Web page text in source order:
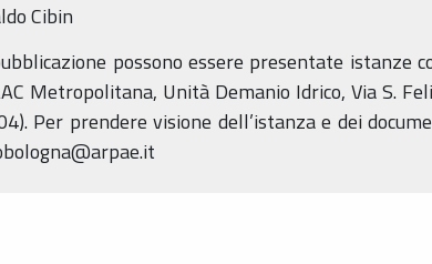
Cibin
possono essere presentate istanze
Metropolitana, Unità Demanio Idrico, Via S.
Per prendere visione dell’istanza e dei